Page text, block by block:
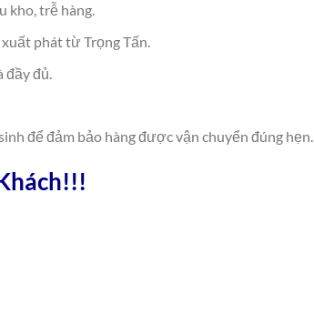
kho, trễ hàng.
phát từ Trọng Tấn.
đủ.
để đảm bảo hàng được vận chuyển đúng hẹn.